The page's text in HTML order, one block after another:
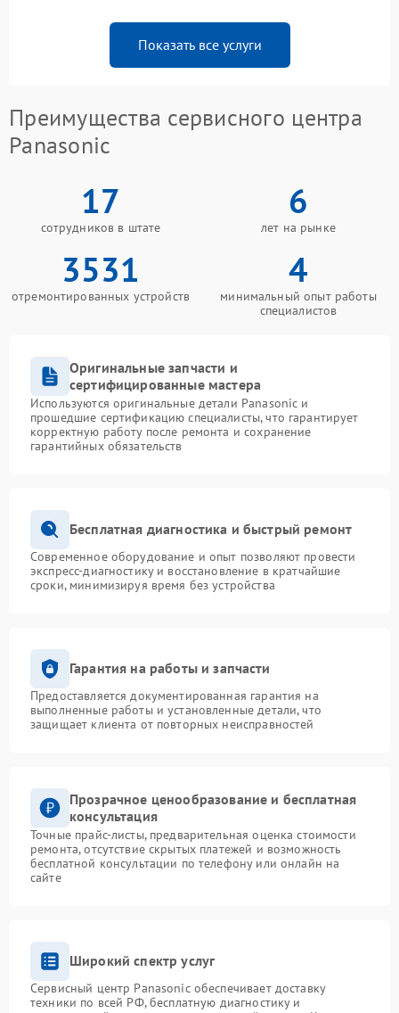
Показать все услуги
Преимущества сервисного центра
Panasonic
17
сотрудников в штате
6
лет на рынке
3531
отремонтированных устройств
4
минимальный опыт работы
специалистов
Оригинальные запчасти и
сертифицированные мастера
Используются оригинальные детали Panasonic и
прошедшие сертификацию специалисты, что гарантирует
корректную работу после ремонта и сохранение
гарантийных обязательств
Бесплатная диагностика и быстрый ремонт
Современное оборудование и опыт позволяют провести
экспресс-диагностику и восстановление в кратчайшие
сроки, минимизируя время без устройства
Гарантия на работы и запчасти
Предоставляется документированная гарантия на
выполненные работы и установленные детали, что
защищает клиента от повторных неисправностей
Прозрачное ценообразование и бесплатная
консультация
Точные прайс-листы, предварительная оценка стоимости
ремонта, отсутствие скрытых платежей и возможность
бесплатной консультации по телефону или онлайн на
сайте
Широкий спектр услуг
Сервисный центр Panasonic обеспечивает доставку
техники по всей РФ, бесплатную диагностику и